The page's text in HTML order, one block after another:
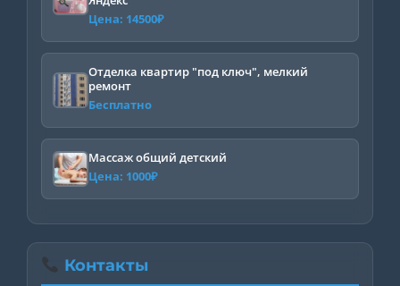
Цена: 14500₽
Отделка квартир "под ключ", мелкий
ремонт
Бесплатно
Массаж общий детский
Цена: 1000₽
Контакты